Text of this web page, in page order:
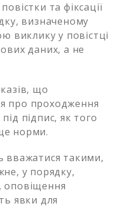
та фіксації
визначеному
виклику у повістці
даних, а не
що
про проходження
підпис, як того
норми.
вважатися такими,
у порядку,
оповіщення
явки для